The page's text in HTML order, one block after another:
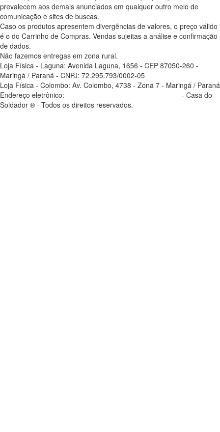
prevalecem aos demais anunciados em qualquer outro meio de
comunicação e sites de buscas.
Caso os produtos apresentem divergências de valores, o preço válido
é o do Carrinho de Compras. Vendas sujeitas a análise e confirmação
de dados.
Não fazemos entregas em zona rural.
Loja Física - Laguna: Avenida Laguna, 1656 - CEP 87050-260 -
Maringá / Paraná - CNPJ: 72.295.793/0002-05
Loja Física - Colombo: Av. Colombo, 4738 - Zona 7 - Maringá / Paraná
Endereço eletrônico:
- Casa do
Soldador ® - Todos os direitos reservados.